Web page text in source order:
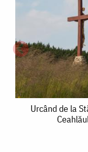
Urcând
Urcând de la